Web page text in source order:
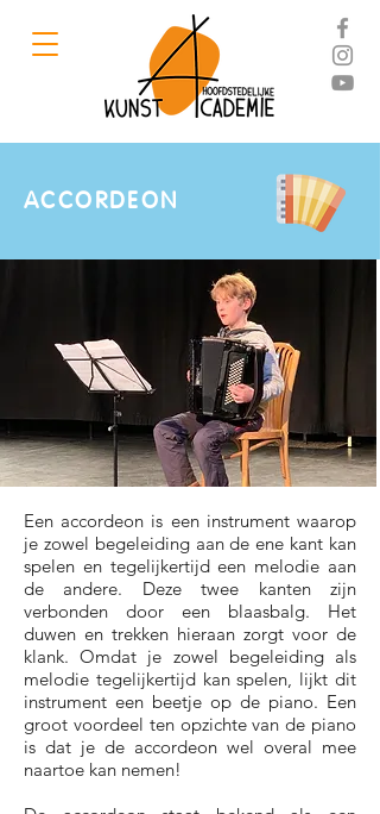
ACCORDEON
Een accordeon is een instrument waarop
je zowel begeleiding aan de ene kant kan
spelen en tegelijkertijd een melodie aan
de andere. Deze twee kanten zijn
verbonden door een blaasbalg. Het
duwen en trekken hieraan zorgt voor de
klank. Omdat je zowel begeleiding als
melodie tegelijkertijd kan spelen, lijkt dit
instrument een beetje op de piano. Een
groot voordeel ten opzichte van de piano
is dat je de accordeon wel overal mee
naartoe kan nemen!